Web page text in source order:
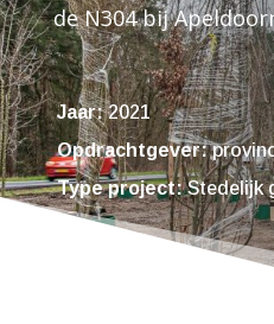
de N304 bij
Jaar:2021
Opdrachtgever:
Type project:Stedelijk